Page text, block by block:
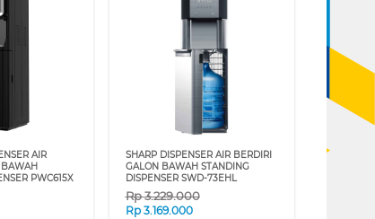
AIR
PWC615X
SHARP DISPENSER AIR BERDIRI
GALON BAWAH STANDING
DISPENSER SWD-73EHL
Rp3.229.000
Rp 3.169.000